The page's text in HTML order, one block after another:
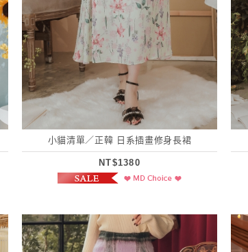
小貓清單／正韓 日系插畫修身長裙
NT$1380